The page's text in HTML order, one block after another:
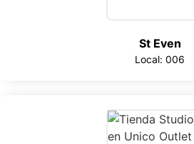
St Even
Local: 006